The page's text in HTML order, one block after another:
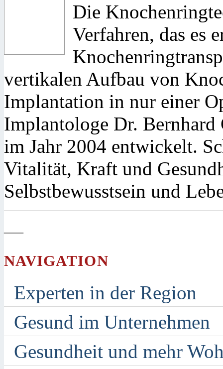
Die
Verfahren, das es
vertikalen Aufbau von
Implantation in nur einer
Implantologe Dr. Bernhard
im Jahr 2004 entwickelt.
Vitalität, Kraft und
Selbstbewusstsein und
—
NAVIGATION
Experten in der Region
Gesund im Unternehmen
Gesundheit und mehr